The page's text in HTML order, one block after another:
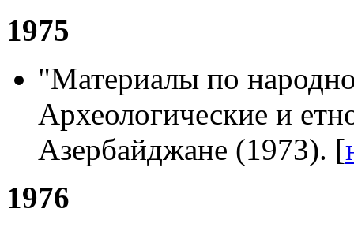
1975
"Материалы по
Археологические и
Азербайджане (1973). [
1976